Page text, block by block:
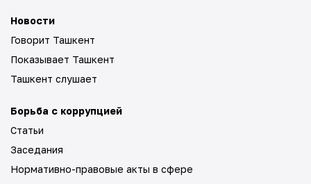
Новости
Говорит Ташкент
Показывает Ташкент
Ташкент слушает
Борьба с коррупцией
Статьи
Заседания
Нормативно-правовые акты в сфере